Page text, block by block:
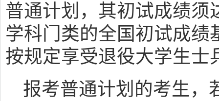
普通计划，其初试成绩须
学科门类的全国初试成绩
按规定享受退役大学生士
报考普通计划的考生，